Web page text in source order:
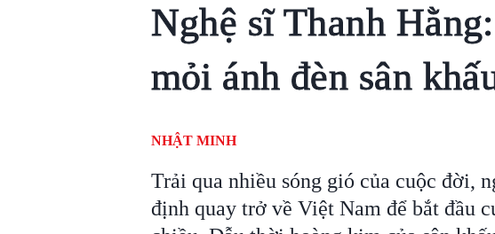
Nghệ sĩ Thanh
mỏi ánh đèn sân
NHẬT MINH
Trải qua nhiều sóng gió của cuộc đời,
định quay trở về Việt Nam để bắt đầu